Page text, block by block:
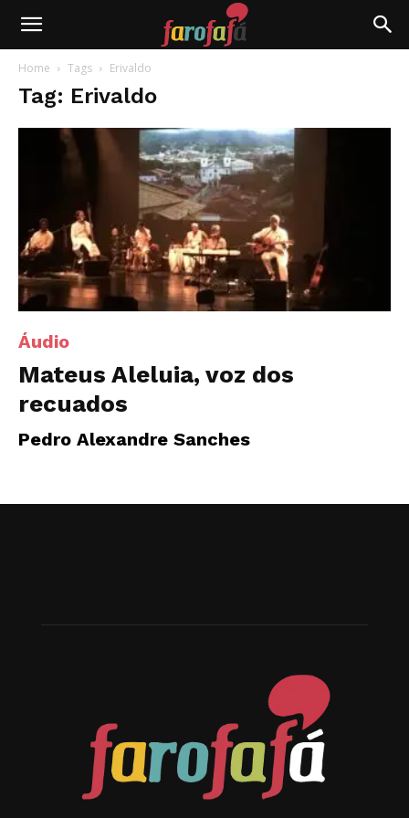
Farofafá
Home Tags Erivaldo
Tag: Erivaldo
Áudio
Mateus Aleluia, voz dos
recuados
Pedro Alexandre Sanches